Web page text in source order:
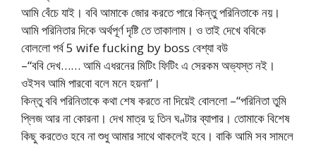
আমি বেঁচে যাই। ববি আমাকে জোর করতে পারে কিন্তু পরিনিতাকে নয়।
আমি পরিনিতার দিকে অর্থপূর্ণ দৃষ্টি তে তাকালাম। ও তাই দেখে ববিকে
বোললো পর্ব 5 wife fucking by boss বেশ্যা বউ
–“ববি দেখ…… আমি এধরনের মিটিং ফিটিং এ সেরকম অভ্যস্ত নই।
ওইসব আমি পারবো বলে মনে হয়না”।
কিন্তু ববি পরিনিতাকে কথা শেষ করতে না দিয়েই বোললো –“পরিনিতা তুমি
প্লিজ আর না কোরনা। দেখ মাত্র দু তিন ঘণ্টার ব্যাপার। তোমাকে বিশেষ
কিছু করতেও হবে না শুধু আমার সাথে থাকলেই হবে। বাকি আমি সব সামলে